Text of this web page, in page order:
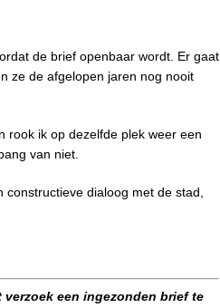
de brief openbaar wordt. Er gaat
ze de afgelopen jaren nog nooit
rook ik op dezelfde plek weer een
van niet.
dialoog met de stad,
een ingezonden brief te